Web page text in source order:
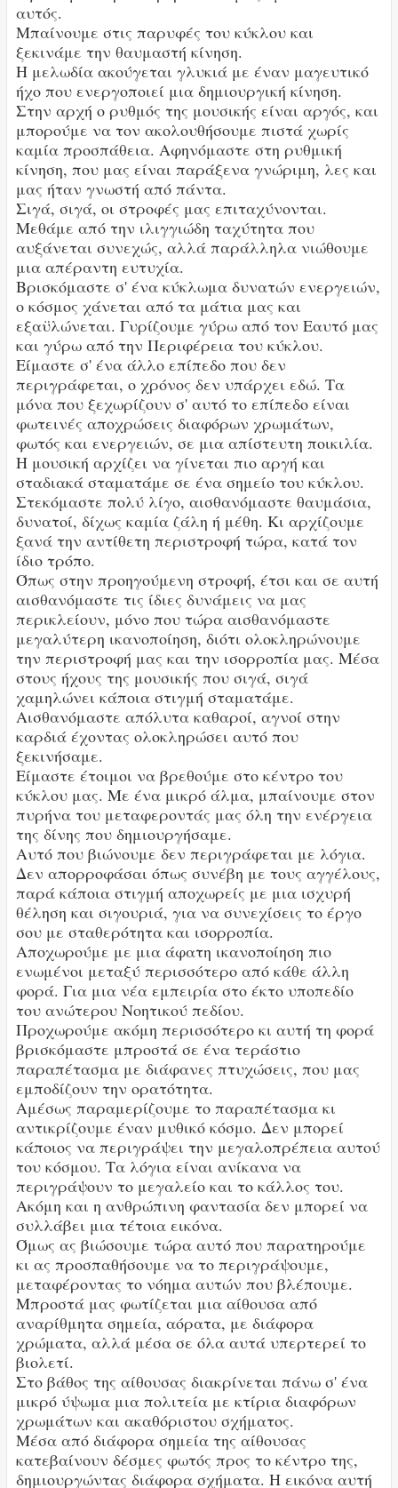
αυτός.
Μπαίνουμε στις παρυφές του κύκλου και
ξεκινάμε την θαυμαστή κίνηση.
Η μελωδία ακούγεται γλυκιά με έναν μαγευτικό
ήχο που ενεργοποιεί μια δημιουργική κίνηση.
Στην αρχή ο ρυθμός της μουσικής είναι αργός, και
μπορούμε να τον ακολουθήσουμε πιστά χωρίς
καμία προσπάθεια. Αφηνόμαστε στη ρυθμική
κίνηση, που μας είναι παράξενα γνώριμη, λες και
μας ήταν γνωστή από πάντα.
Σιγά, σιγά, οι στροφές μας επιταχύνονται.
Μεθάμε από την ιλιγγιώδη ταχύτητα που
αυξάνεται συνεχώς, αλλά παράλληλα νιώθουμε
μια απέραντη ευτυχία.
Βρισκόμαστε σ' ένα κύκλωμα δυνατών ενεργειών,
ο κόσμος χάνεται από τα μάτια μας και
εξαϋλώνεται. Γυρίζουμε γύρω από τον Εαυτό μας
και γύρω από την Περιφέρεια του κύκλου.
Είμαστε σ' ένα άλλο επίπεδο που δεν
περιγράφεται, ο χρόνος δεν υπάρχει εδώ. Τα
μόνα που ξεχωρίζουν σ' αυτό το επίπεδο είναι
φωτεινές αποχρώσεις διαφόρων χρωμάτων,
φωτός και ενεργειών, σε μια απίστευτη ποικιλία.
Η μουσική αρχίζει να γίνεται πιο αργή και
σταδιακά σταματάμε σε ένα σημείο του κύκλου.
Στεκόμαστε πολύ λίγο, αισθανόμαστε θαυμάσια,
δυνατοί, δίχως καμία ζάλη ή μέθη. Κι αρχίζουμε
ξανά την αντίθετη περιστροφή τώρα, κατά τον
ίδιο τρόπο.
Όπως στην προηγούμενη στροφή, έτσι και σε αυτή
αισθανόμαστε τις ίδιες δυνάμεις να μας
περικλείουν, μόνο που τώρα αισθανόμαστε
μεγαλύτερη ικανοποίηση, διότι ολοκληρώνουμε
την περιστροφή μας και την ισορροπία μας. Μέσα
στους ήχους της μουσικής που σιγά, σιγά
χαμηλώνει κάποια στιγμή σταματάμε.
Αισθανόμαστε απόλυτα καθαροί, αγνοί στην
καρδιά έχοντας ολοκληρώσει αυτό που
ξεκινήσαμε.
Είμαστε έτοιμοι να βρεθούμε στο κέντρο του
κύκλου μας. Με ένα μικρό άλμα, μπαίνουμε στον
πυρήνα του μεταφεροντάς μας όλη την ενέργεια
της δίνης που δημιουργήσαμε.
Αυτό που βιώνουμε δεν περιγράφεται με λόγια.
Δεν απορροφάσαι όπως συνέβη με τους αγγέλους,
παρά κάποια στιγμή αποχωρείς με μια ισχυρή
θέληση και σιγουριά, για να συνεχίσεις το έργο
σου με σταθερότητα και ισορροπία.
Αποχωρούμε με μια άφατη ικανοποίηση πιο
ενωμένοι μεταξύ περισσότερο από κάθε άλλη
φορά. Για μια νέα εμπειρία στο έκτο υποπεδίο
του ανώτερου Νοητικού πεδίου.
Προχωρούμε ακόμη περισσότερο κι αυτή τη φορά
βρισκόμαστε μπροστά σε ένα τεράστιο
παραπέτασμα με διάφανες πτυχώσεις, που μας
εμποδίζουν την ορατότητα.
Αμέσως παραμερίζουμε το παραπέτασμα κι
αντικρίζουμε έναν μυθικό κόσμο. Δεν μπορεί
κάποιος να περιγράψει την μεγαλοπρέπεια αυτού
του κόσμου. Τα λόγια είναι ανίκανα να
περιγράψουν το μεγαλείο και το κάλλος του.
Ακόμη και η ανθρώπινη φαντασία δεν μπορεί να
συλλάβει μια τέτοια εικόνα.
Όμως ας βιώσουμε τώρα αυτό που παρατηρούμε
κι ας προσπαθήσουμε να το περιγράψουμε,
μεταφέροντας το νόημα αυτών που βλέπουμε.
Μπροστά μας φωτίζεται μια αίθουσα από
αναρίθμητα σημεία, αόρατα, με διάφορα
χρώματα, αλλά μέσα σε όλα αυτά υπερτερεί το
βιολετί.
Στο βάθος της αίθουσας διακρίνεται πάνω σ' ένα
μικρό ύψωμα μια πολιτεία με κτίρια διαφόρων
χρωμάτων και ακαθόριστου σχήματος.
Μέσα από διάφορα σημεία της αίθουσας
κατεβαίνουν δέσμες φωτός προς το κέντρο της,
δημιουργώντας διάφορα σχήματα. Η εικόνα αυτή